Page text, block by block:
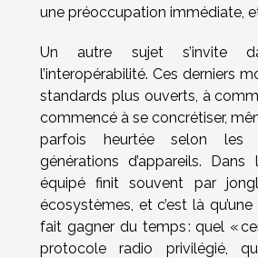
une préoccupation immédiate,
Un autre sujet s’invite
l’interopérabilité. Ces derniers
standards plus ouverts, à
commencé à se concrétiser,
parfois heurtée selon les
générations d’appareils.
équipé finit souvent par
écosystèmes, et c’est là
fait gagner du temps : quel «
protocole radio privilégié,